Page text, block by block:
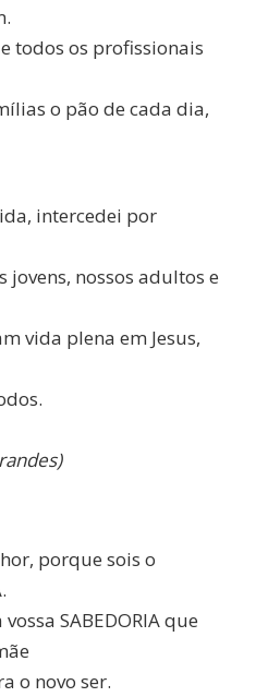
todos os profissionais
o pão de cada dia,
intercedei por
jovens, nossos adultos e
vida plena em Jesus,
porque sois o
SABEDORIA que
o novo ser.